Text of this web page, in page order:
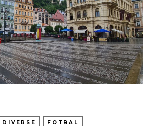
DIVERSE FOTBAL